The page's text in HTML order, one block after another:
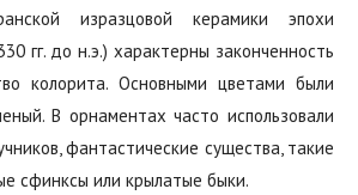
изразцовой керамики эпохи
гг. до н.э.) характерны законченность
колорита. Основными цветами были
В орнаментах часто использовали
фантастические существа, такие
сфинксы или крылатые быки.